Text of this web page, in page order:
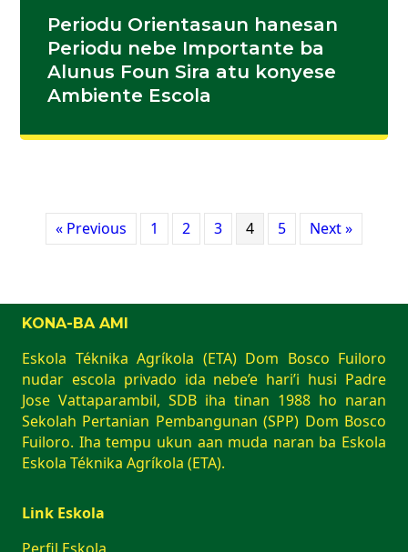
Periodu Orientasaun hanesan
Periodu nebe Importante ba
Alunus Foun Sira atu konyese
Ambiente Escola
« Previous 1 2 3 4 5 Next »
KONA-BA AMI
Eskola Téknika Agríkola (ETA) Dom Bosco Fuiloro
nudar escola privado ida nebe’e hari’i husi Padre
Jose Vattaparambil, SDB iha tinan 1988 ho naran
Sekolah Pertanian Pembangunan (SPP) Dom Bosco
Fuiloro. Iha tempu ukun aan muda naran ba Eskola
Eskola Téknika Agríkola (ETA).
Link Eskola
Perfil Eskola